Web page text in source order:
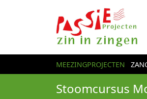
MEEZINGPROJECTEN
Stoomcursus